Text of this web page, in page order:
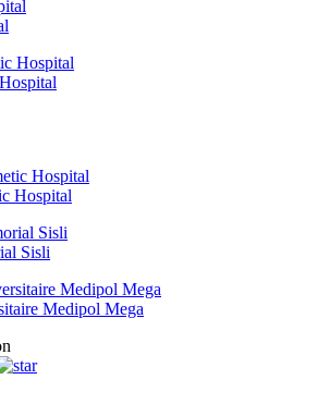
Hospital
Sisli
Medipol Mega